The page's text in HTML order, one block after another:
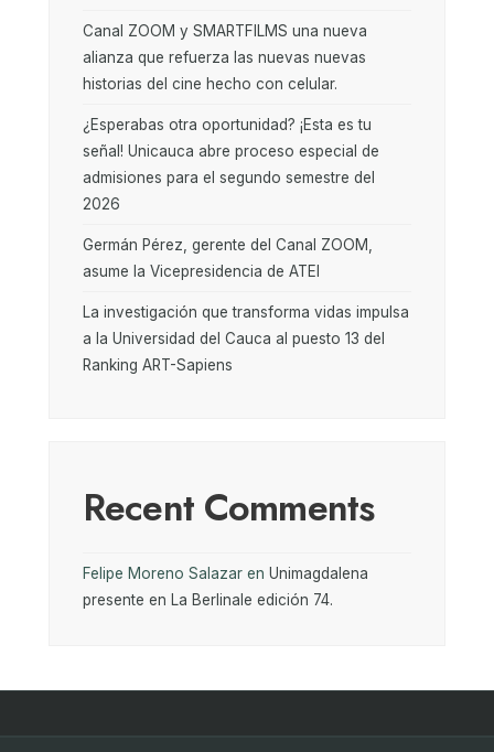
Canal ZOOM y SMARTFILMS una nueva
alianza que refuerza las nuevas nuevas
historias del cine hecho con celular.
¿Esperabas otra oportunidad? ¡Esta es tu
señal! Unicauca abre proceso especial de
admisiones para el segundo semestre del
2026
Germán Pérez, gerente del Canal ZOOM,
asume la Vicepresidencia de ATEI
La investigación que transforma vidas impulsa
a la Universidad del Cauca al puesto 13 del
Ranking ART-Sapiens
Recent Comments
Felipe Moreno Salazar en Unimagdalena
presente en La Berlinale edición 74.